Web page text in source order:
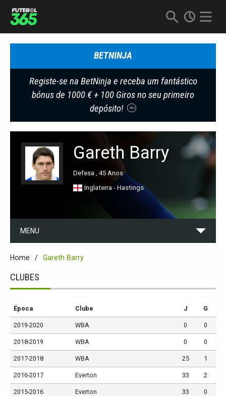
BETNINJA
Registe-se na BetNinja e receba um fantástico
bónus de 1000 € + 100 Giros no seu primeiro
depósito!
18+
Gareth Barry
Defesa , 45 Anos
Inglaterra - Hastings
MENU
Home Gareth Barry
CLUBES
Época Clube J G
2019-2020 WBA 0 0
2018-2019 WBA 0 0
2017-2018 WBA 25 1
2016-2017 Everton 33 2
2015-2016 Everton 33 0